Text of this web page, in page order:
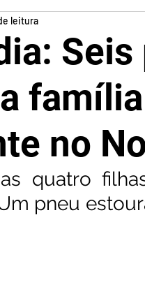
no
leitura
quatro
pneu